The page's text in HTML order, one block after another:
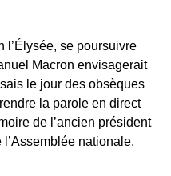
l’Élysée, se poursuivre
Macron envisagerait
le jour des obsèques
la parole en direct
de l’ancien président
nationale.